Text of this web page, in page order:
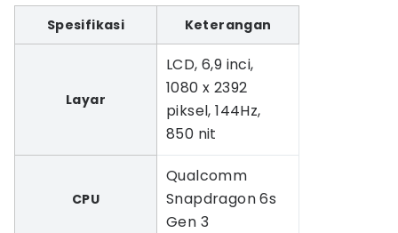
Spesifikasi Keterangan
Layar
LCD, 6,9 inci,
1080 x 2392
piksel, 144Hz,
850 nit
CPU
Qualcomm
Snapdragon 6s
Gen 3